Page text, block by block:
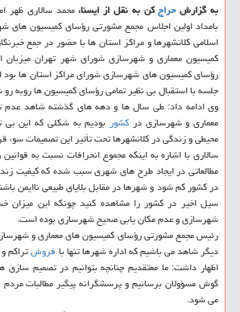
به گزارشحراجكن به نقل از ایسنا،محمد سالاری ظهر
بامداد اولین اجلاس مجمع مشورتی رؤسای كمیسیون های
اسلامی كلانشهرها و مراكز استان ها با حضور در جمع
كمیسیون معماری و شهرسازی شورای شهر تهران میزبان
رؤسای كمیسیون های شهرسازی شورای مراكز استان ها بود
جلسه با استقبال بی نظیر تمامی رؤسای كمیسیون ها روبه
وی ادامه داد: طی سال ها و دهه های گذشته شاهد عدم
معماری و شهرسازی در كشوربودیم به شكلی كه این
محیطی و زندگی در كلانشهرها تحت تأثیر این تصمیمات سوء
سالاری با اشاره به اینكه مجموع انحرافات نسبت به
مطالعاتی در ایجاد طرح های شهری سبب شده كه كیفیت
در كشور كم شود و شهرها در مقابل بلایای طبیعی ناایمن
سیل اخیر در كشور را مشاهده كنید چونكه این
شهرسازی و عدم مكان یابی صحیح شهرسازی بوده است.
رئیس مجمع مشورتی رؤسای كمیسیون های معماری و
دیگر شاهد می باشیم كه اداره شهرها تنها با فروشتراكم
اظهار داشت: ما معتقدیم چنانچه بتوانیم در تصمیم
گوش مسؤولان برسانیم و پرسشگرانه پیگیر مطالبات
می شود.